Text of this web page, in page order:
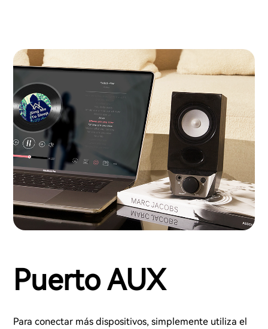
Puerto AUX
Para conectar más dispositivos, simplemente utiliza el